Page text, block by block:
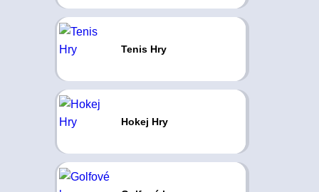
Tenis Hry
Hokej Hry